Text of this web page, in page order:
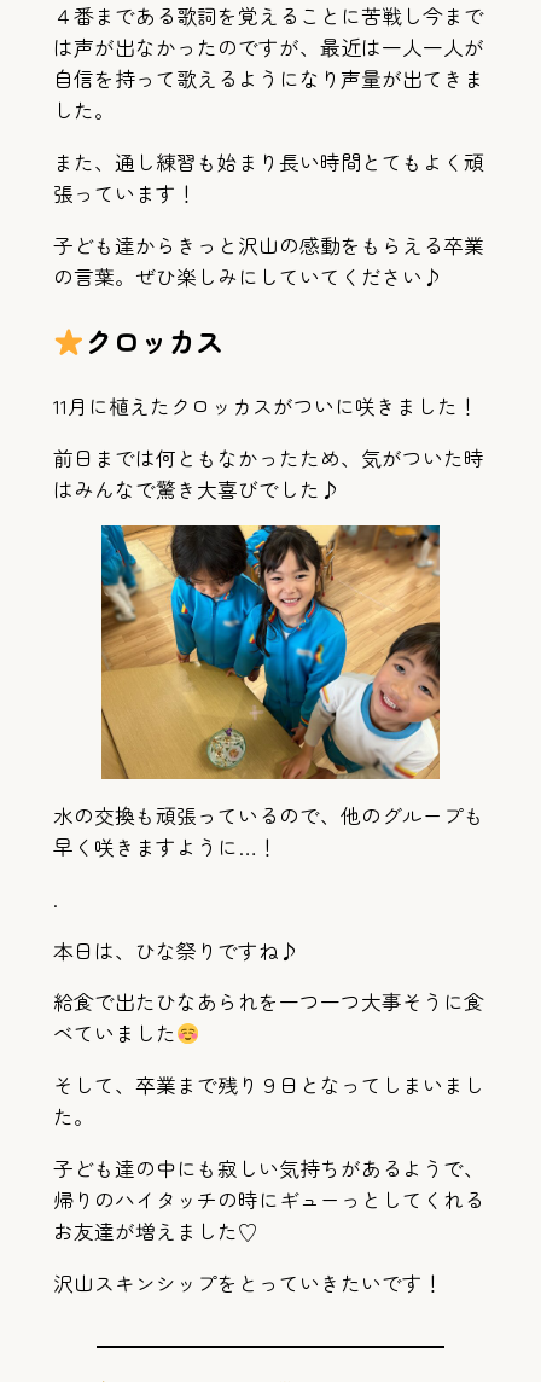
４番まである歌詞を覚えることに苦戦し今まで
は声が出なかったのですが、最近は一人一人が
自信を持って歌えるようになり声量が出てきま
した。
また、通し練習も始まり長い時間とてもよく頑
張っています！
子ども達からきっと沢山の感動をもらえる卒業
の言葉。ぜひ楽しみにしていてください♪
クロッカス
11月に植えたクロッカスがついに咲きました！
前日までは何ともなかったため、気がついた時
はみんなで驚き大喜びでした♪
水の交換も頑張っているので、他のグループも
早く咲きますように…！
.
本日は、ひな祭りですね♪
給食で出たひなあられを一つ一つ大事そうに食
べていました
そして、卒業まで残り９日となってしまいまし
た。
子ども達の中にも寂しい気持ちがあるようで、
帰りのハイタッチの時にギューっとしてくれる
お友達が増えました♡
沢山スキンシップをとっていきたいです！